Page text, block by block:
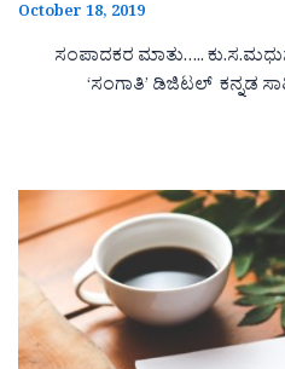
October 18, 2019
ಸಂಪಾದಕರ ಮಾತು…..
‘ಸಂಗಾತಿ’ ಡಿಜಿಟಲ್ ಕನ್ನಡ